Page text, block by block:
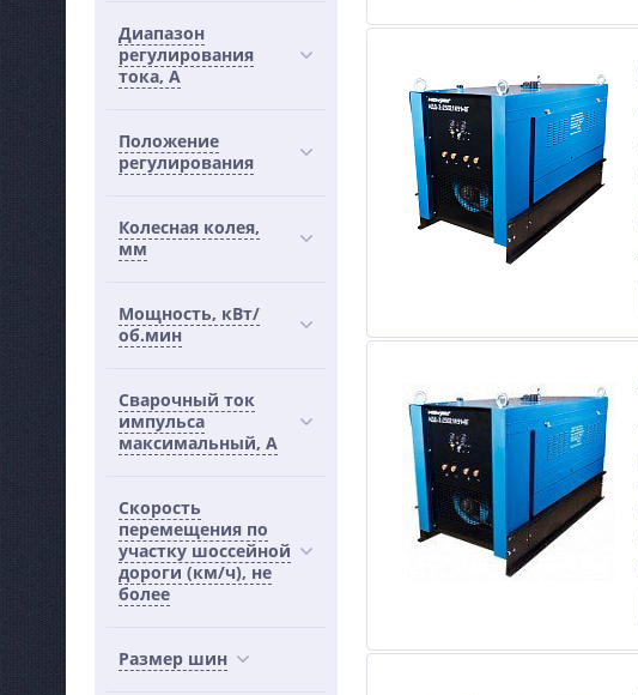
Диапазон
регулирования
тока, А
Положение
регулирования
Колесная колея,
мм
Мощность, кВт/
об.мин
Сварочный ток
импульса
максимальный, А
Скорость
перемещения по
участку шоссейной
дороги (км/ч), не
более
Размер шин